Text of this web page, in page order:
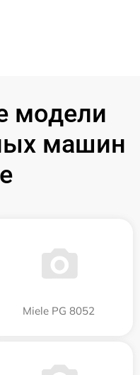
модели
машин
Miele PG 8052